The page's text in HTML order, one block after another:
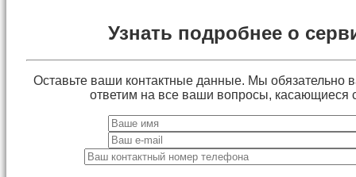
Узнать подробнее о
Оставьте ваши контактные данные. Мы обязательно
ответим на все ваши вопросы, касающиеся